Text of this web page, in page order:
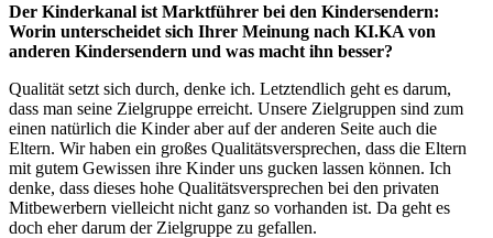
Der Kinderkanal ist Marktführer bei den Kindersendern:
Worin unterscheidet sich Ihrer Meinung nach KI.KA von
anderen Kindersendern und was macht ihn besser?
Qualität setzt sich durch, denke ich. Letztendlich geht es darum,
dass man seine Zielgruppe erreicht. Unsere Zielgruppen sind zum
einen natürlich die Kinder aber auf der anderen Seite auch die
Eltern. Wir haben ein großes Qualitätsversprechen, dass die Eltern
mit gutem Gewissen ihre Kinder uns gucken lassen können. Ich
denke, dass dieses hohe Qualitätsversprechen bei den privaten
Mitbewerbern vielleicht nicht ganz so vorhanden ist. Da geht es
doch eher darum der Zielgruppe zu gefallen.